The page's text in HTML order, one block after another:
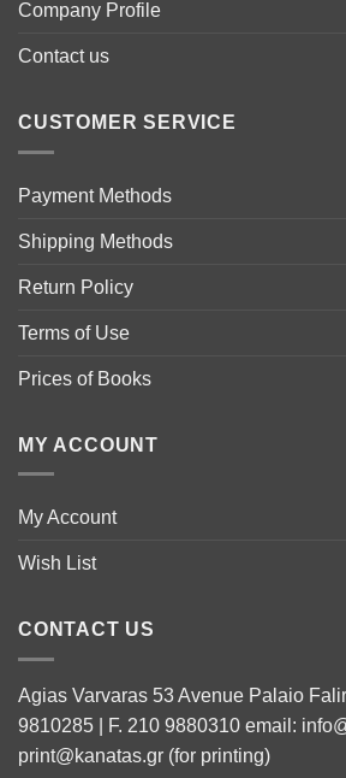
Company Profile
Contact us
CUSTOMER SERVICE
Payment Methods
Shipping Methods
Return Policy
Terms of Use
Prices of Books
MY ACCOUNT
My Account
Wish List
CONTACT US
Agias Varvaras 53 Avenue Palaio
9810285 | F. 210 9880310 email:
print@kanatas.gr (for printing)